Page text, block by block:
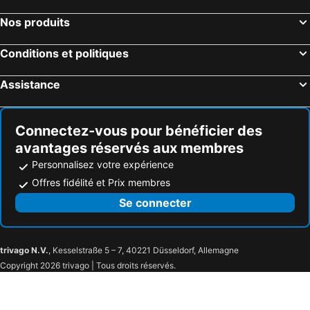
Hôtels Paralia Katerinis
Hôtels Faliro
Hôtels Glyfada
Hôtels Livadia - Paros
Hôtels Perissa
Hôtels Sidari
Nos produits
Conditions et politiques
Assistance
Connectez-vous pour bénéficier des
avantages réservés aux membres
Personnalisez votre expérience
Offres fidélité et Prix membres
Se connecter
trivago N.V., Kesselstraße 5 – 7, 40221 Düsseldorf, Allemagne
Copyright 2026 trivago | Tous droits réservés.